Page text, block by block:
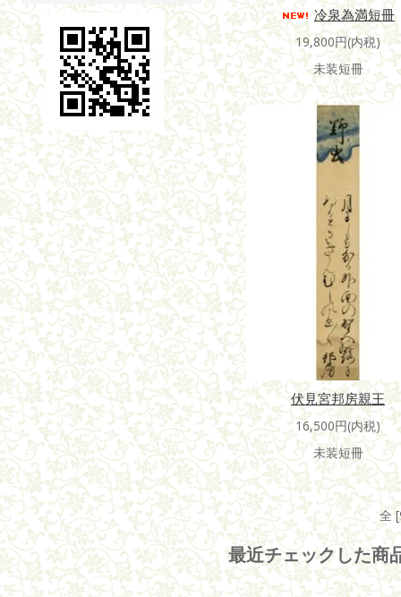
冷泉為満短冊
19,800円(内税)
未装短冊
伏見宮邦房親王
16,500円(内税)
未装短冊
全
最近チェックした商